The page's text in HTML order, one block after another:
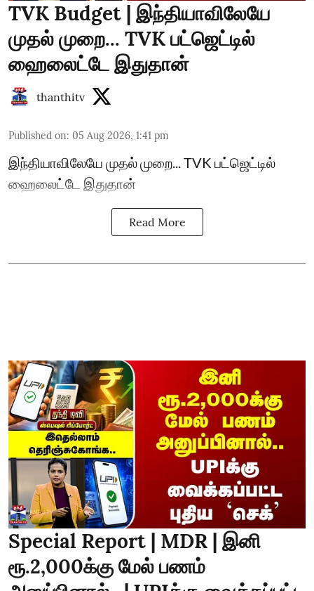
TVK Budget | இந்தியாவிலேயே
முதல் முறை... TVK பட்ஜெட்டில்
ஹைலைட்டே இதுதான்
thanthitv
Published on: 05 Aug 2026, 1:41 pm
இந்தியாவிலேயே முதல் முறை... TVK பட்ஜெட்டில்
ஹைலைட்டே இதுதான்
Read More
Special Report | MDR | இனி
ரூ.2,000க்கு மேல் பணம்